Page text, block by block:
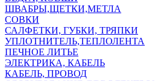
ШВАБРЫ,ЩЕТКИ,МЕТЛА
СОВКИ
САЛФЕТКИ, ГУБКИ, ТРЯПКИ
УПЛОТНИТЕЛЬ,ТЕПЛОЛЕНТА
ПЕЧНОЕ ЛИТЬЕ
ЭЛЕКТРИКА, КАБЕЛЬ
КАБЕЛЬ, ПРОВОД